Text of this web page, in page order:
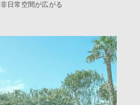
非日常空間が広がる